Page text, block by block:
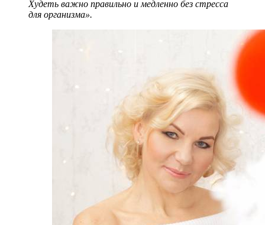
Худеть важно правильно и медленно без стресса
для организма».